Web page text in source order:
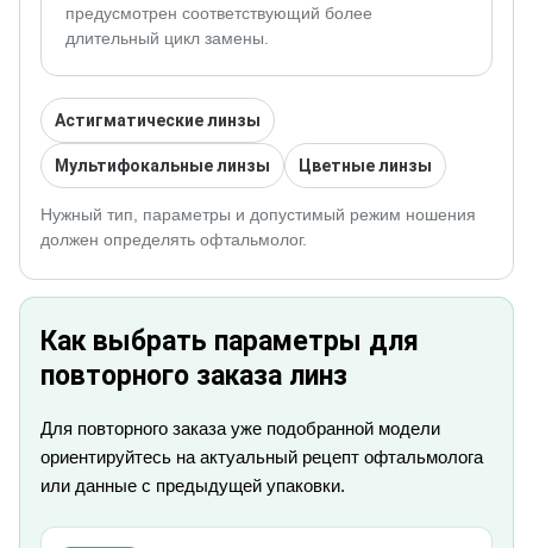
предусмотрен соответствующий более
длительный цикл замены.
Астигматические линзы
Мультифокальные линзы Цветные линзы
Нужный тип, параметры и допустимый режим ношения
должен определять офтальмолог.
Как выбрать параметры для
повторного заказа линз
Для повторного заказа уже подобранной модели
ориентируйтесь на актуальный рецепт офтальмолога
или данные с предыдущей упаковки.